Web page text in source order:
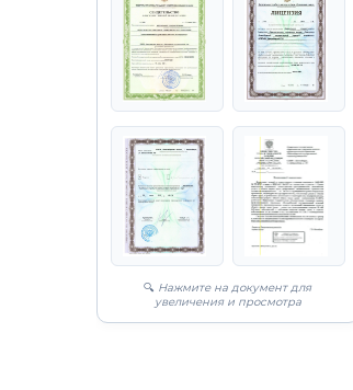
🔍 Нажмите на документ для
увеличения и просмотра